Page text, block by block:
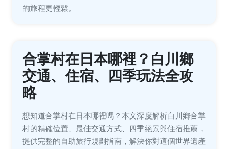
的旅程更輕鬆。
合掌村在日本哪裡？白川鄉
交通、住宿、四季玩法全攻
略
想知道合掌村在日本哪裡嗎？本文深度解析白川鄉合掌
村的精確位置、最佳交通方式、四季絕景與住宿推薦，
提供完整的自助旅行規劃指南，解決你對這個世界遺產